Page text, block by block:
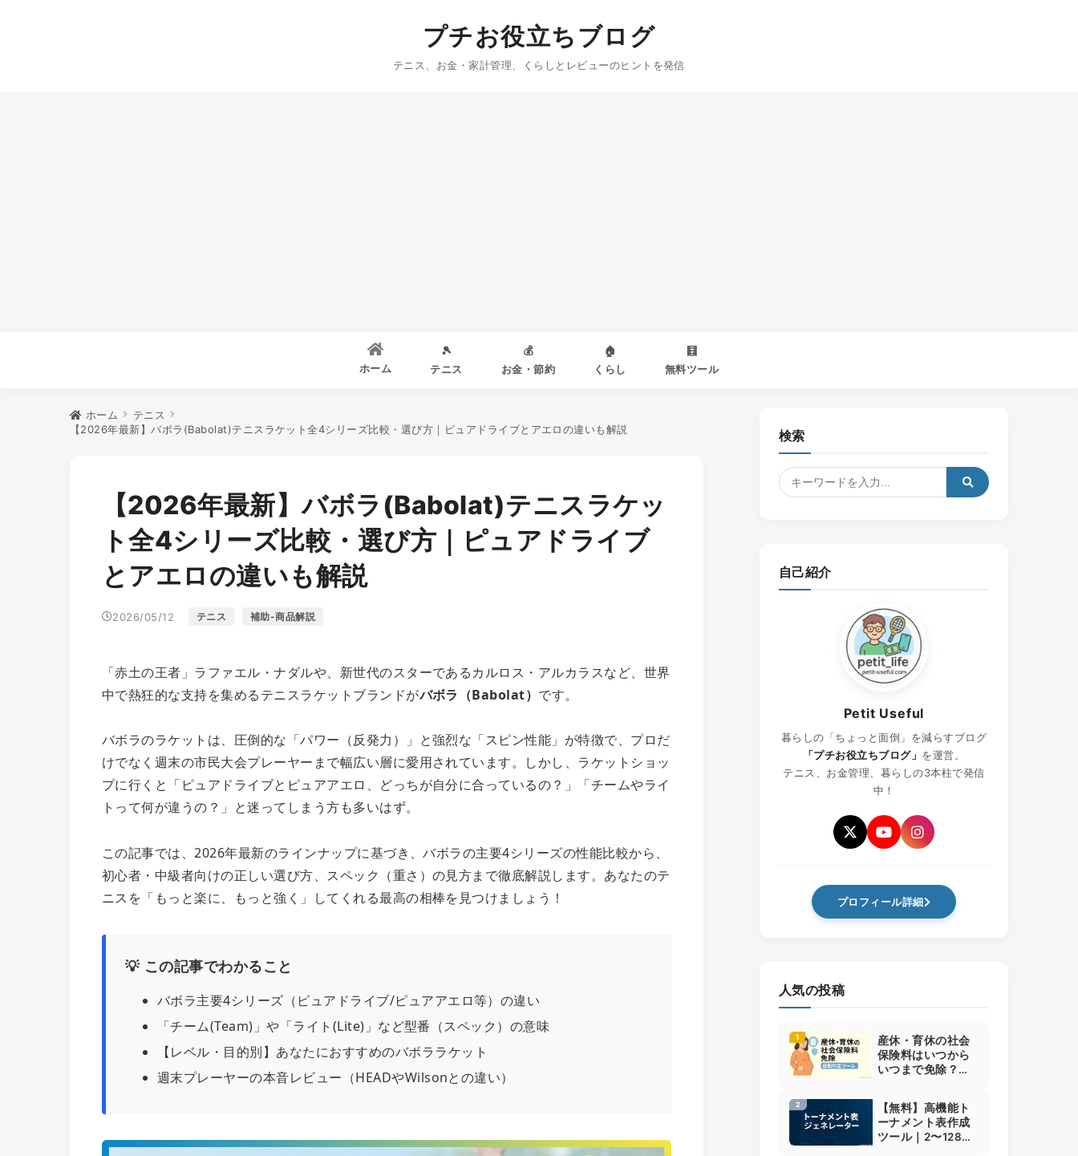
プチお役立ちブログ
テニス、お金・家計管理、くらしとレビューのヒントを発信
ホーム
🎾
テニス
💰
お金・節約
🏠
くらし
🧮
無料ツール
ホーム
テニス
【2026年最新】バボラ(Babolat)テニスラケット全4シリーズ比較・選び方｜ピュアドライブとアエロの違いも解説
【2026年最新】バボラ(Babolat)テニスラケッ
ト全4シリーズ比較・選び方｜ピュアドライブ
とアエロの違いも解説
2026/05/12 テニス 補助-商品解説
「赤土の王者」ラファエル・ナダルや、新世代のスターであるカルロス・アルカラスなど、世界
中で熱狂的な支持を集めるテニスラケットブランドがバボラ（Babolat） です。
バボラのラケットは、圧倒的な「パワー（反発力）」と強烈な「スピン性能」が特徴で、プロだ
けでなく週末の市民大会プレーヤーまで幅広い層に愛用されています。しかし、ラケットショッ
プに行くと「ピュアドライブとピュアアエロ、どっちが自分に合っているの？」「チームやライ
トって何が違うの？」と迷ってしまう方も多いはず。
この記事では、2026年最新のラインナップに基づき、バボラの主要4シリーズの性能比較から、
初心者・中級者向けの正しい選び方、スペック（重さ）の見方まで徹底解説します。あなたのテ
ニスを「もっと楽に、もっと強く」してくれる最高の相棒を見つけましょう！
💡 この記事でわかること
バボラ主要4シリーズ（ピュアドライブ/ピュアアエロ等）の違い
「チーム(Team)」や「ライト(Lite)」など型番（スペック）の意味
【レベル・目的別】あなたにおすすめのバボララケット
週末プレーヤーの本音レビュー（HEADやWilsonとの違い）
検索
自己紹介
Petit Useful
暮らしの「ちょっと面倒」を減らすブログ
「プチお役立ちブログ」 を運営。
テニス、お金管理、暮らしの3本柱で発信
中！
プロフィール詳細
人気の投稿
産休・育休の社会
保険料はいつから
いつまで免除？開
ル付き解説
【無料】高機能ト
ーナメント表作成
ツール｜2〜128人